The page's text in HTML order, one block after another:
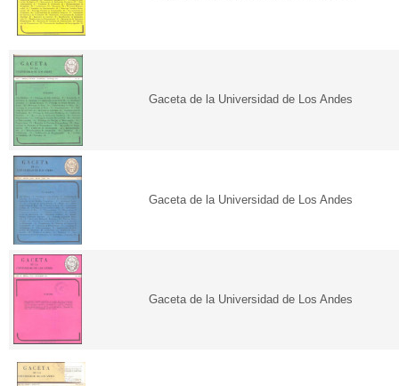
Gaceta de la Universidad de Los Andes
Gaceta de la Universidad de Los Andes
Gaceta de la Universidad de Los Andes